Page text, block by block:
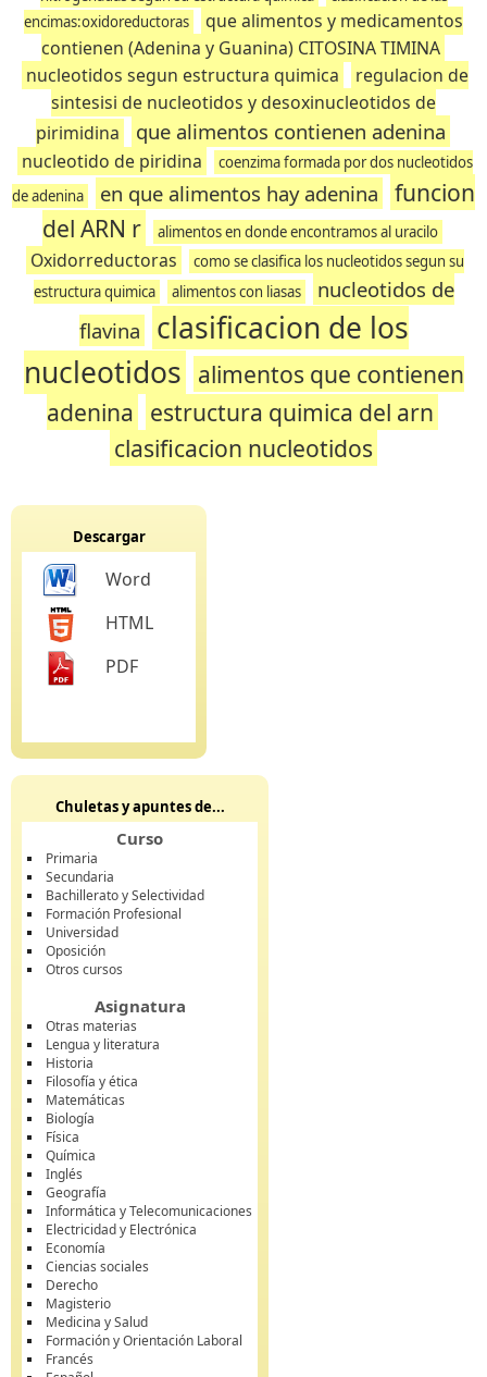
encimas:oxidoreductoras
que alimentos y medicamentos
contienen (Adenina y Guanina) CITOSINA TIMINA
nucleotidos segun estructura quimica
regulacion de
sintesisi de nucleotidos y desoxinucleotidos de
pirimidina
que alimentos contienen adenina
nucleotido de piridina
coenzima formada por dos nucleotidos
de adenina
en que alimentos hay adenina
funcion
del ARN r
alimentos en donde encontramos al uracilo
Oxidorreductoras
como se clasifica los nucleotidos segun su
estructura quimica
alimentos con liasas
nucleotidos de
flavina
clasificacion de los
nucleotidos alimentos que contienen
adenina estructura quimica del arn
clasificacion nucleotidos
Descargar
Word
HTML
PDF
Chuletas y apuntes de...
Curso
Primaria
Secundaria
Bachillerato y Selectividad
Formación Profesional
Universidad
Oposición
Otros cursos
Asignatura
Otras materias
Lengua y literatura
Historia
Filosofía y ética
Matemáticas
Biología
Física
Química
Inglés
Geografía
Informática y Telecomunicaciones
Electricidad y Electrónica
Economía
Ciencias sociales
Derecho
Magisterio
Medicina y Salud
Formación y Orientación Laboral
Francés